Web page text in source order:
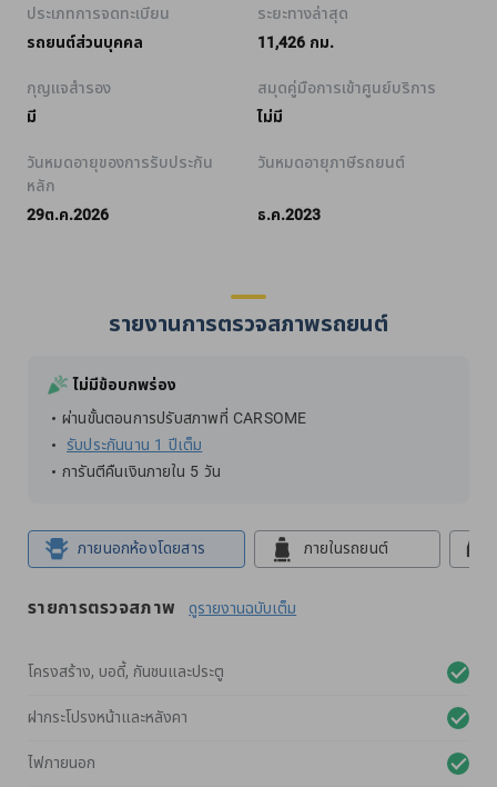
ประเภทการจดทะเบียน
รถยนต์ส่วนบุคคล
ระยะทางล่าสุด
11,426 กม.
กุญแจสำรอง
มี
สมุดคู่มือการเข้าศูนย์บริการ
ไม่มี
วันหมดอายุของการรับประกัน
หลัก
29ต.ค.2026
วันหมดอายุภาษีรถยนต์
ธ.ค.2023
รายงานการตรวจสภาพรถยนต์
ไม่มีข้อบกพร่อง
ผ่านขั้นตอนการปรับสภาพที่ CARSOME
รับประกันนาน 1 ปีเต็ม
การันตีคืนเงินภายใน 5 วัน
ภายนอกห้องโดยสาร ภายในรถยนต์
รายการตรวจสภาพ ดูรายงานฉบับเต็ม
โครงสร้าง, บอดี้, กันชนและประตู
ฝากระโปรงหน้าและหลังคา
ไฟภายนอก